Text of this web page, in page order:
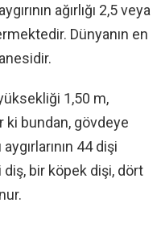
ağırlığı 2,5 veya
Dünyanın en
1,50 m,
ki bundan, gövdeye
44 dişi
diş, bir köpek dişi, dört